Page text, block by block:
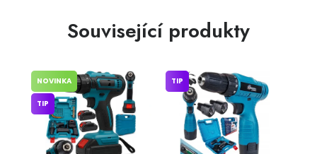
Související produkty
NOVINKA
TIP
TIP